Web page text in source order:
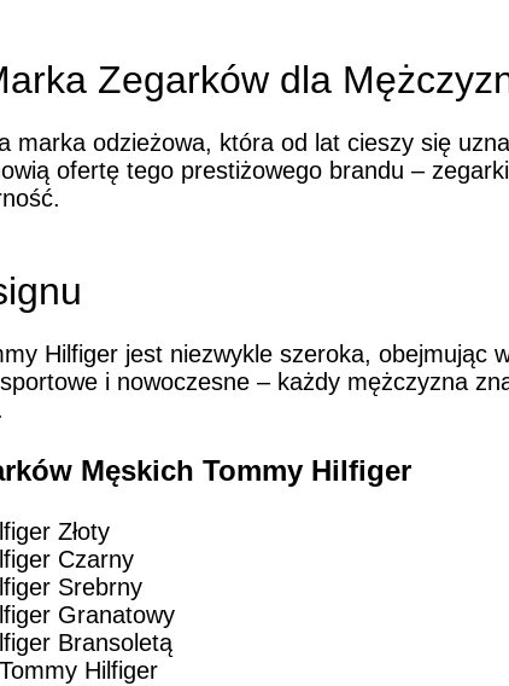
Zegarków dla
marka odzieżowa, która od lat cieszy się
ofertę tego prestiżowego brandu –
Hilfiger jest niezwykle szeroka, obejmując
i nowoczesne – każdy mężczyzna
Męskich Tommy Hilfiger
Złoty
Czarny
Srebrny
Granatowy
Bransoletą
Hilfiger